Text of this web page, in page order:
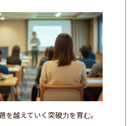
を越えていく突破⼒を育む。